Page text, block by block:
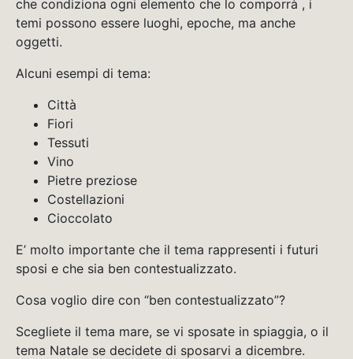
che condiziona ogni elemento che lo comporrà , i
temi possono essere luoghi, epoche, ma anche
oggetti.
Alcuni esempi di tema:
Città
Fiori
Tessuti
Vino
Pietre preziose
Costellazioni
Cioccolato
E’ molto importante che il tema rappresenti i futuri
sposi e che sia ben contestualizzato.
Cosa voglio dire con “ben contestualizzato”?
Scegliete il tema mare, se vi sposate in spiaggia, o il
tema Natale se decidete di sposarvi a dicembre.